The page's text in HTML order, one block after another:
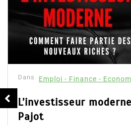
Dans Emploi - Finance -
L’investisseur
Pajot